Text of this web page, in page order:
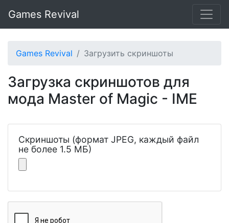
Games Revival
Games Revival Загрузить скриншоты
Загрузка скриншотов для
мода Master of Magic - IME
Скриншоты (формат JPEG, каждый файл
не более 1.5 МБ)